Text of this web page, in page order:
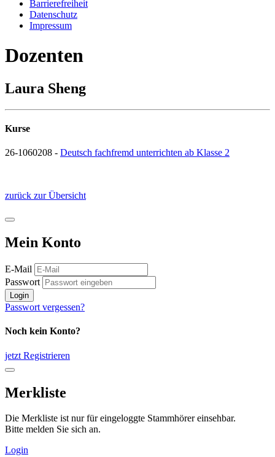
Barrierefreiheit
Datenschutz
Impressum
Dozenten
Laura Sheng
Kurse
26-1060208 - Deutsch fachfremd unterrichten ab Klasse 2
zurück zur Übersicht
Mein Konto
E-Mail
Passwort
Login
Passwort vergessen?
Noch kein Konto?
jetzt Registrieren
Merkliste
Die Merkliste ist nur für eingeloggte Stammhörer einsehbar.
Bitte melden Sie sich an.
Login